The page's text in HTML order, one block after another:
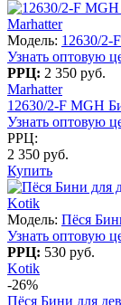
Marhatter
Модель: 12630/2-
Узнать оптовую
РРЦ: 2 350 руб.
Marhatter
12630/2-F MGH
Узнать оптовую
РРЦ:
2 350 руб.
Купить
Kotik
Модель: Пёся
Узнать оптовую
РРЦ: 530 руб.
Kotik
-26%
Пёся Бини для